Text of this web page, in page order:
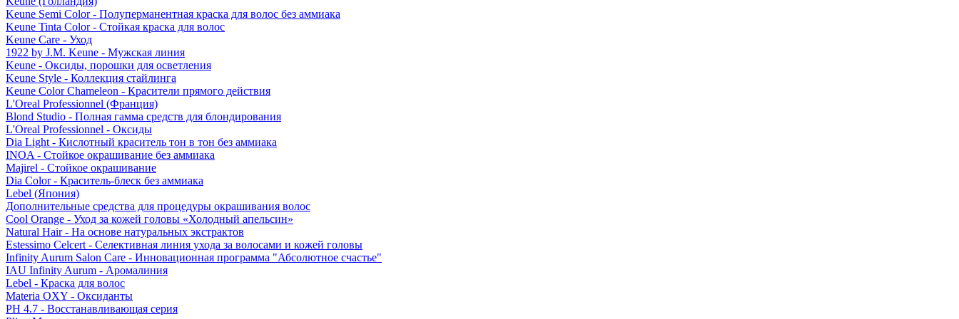
Keune Semi Color - Полуперманентная краска для волос без аммиака
Keune Tinta Color - Стойкая краска для волос
Keune Care - Уход
1922 by J.M. Keune - Мужская линия
Keune - Оксиды, порошки для осветления
Keune Style - Коллекция стайлинга
Keune Color Chameleon - Красители прямого действия
L'Oreal Professionnel (Франция)
Blond Studio - Полная гамма средств для блондирования
L'Oreal Professionnel - Оксиды
Dia Light - Кислотный краситель тон в тон без аммиака
INOA - Стойкое окрашивание без аммиака
Majirel - Стойкое окрашивание
Dia Color - Краситель-блеск без аммиака
Lebel (Япония)
Дополнительные средства для процедуры окрашивания волос
Cool Orange - Уход за кожей головы «Холодный апельсин»
Natural Hair - На основе натуральных экстрактов
Estessimo Celcert - Селективная линия ухода за волосами и кожей головы
Infinity Aurum Salon Care - Инновационная программа "Абсолютное счастье"
IAU Infinity Aurum - Аромалиния
Lebel - Краска для волос
Materia OXY - Оксиданты
PH 4.7 - Восстанавливающая серия